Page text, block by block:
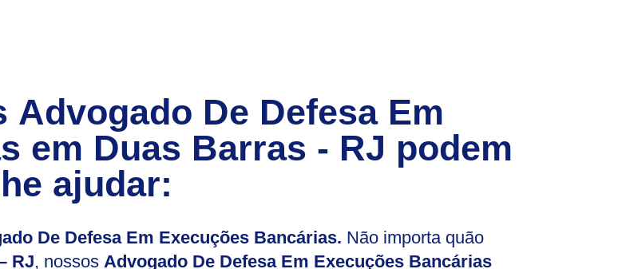
Advogado De Defesa Em
em Duas Barras - RJ podem
ajudar:
De Defesa Em Execuções Bancárias. Não importa quão
RJ, nossos Advogado De Defesa Em Execuções Bancárias